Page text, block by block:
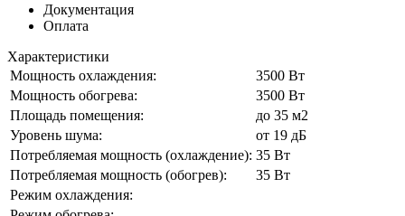
Документация
Оплата
Характеристики
Мощность охлаждения:
3500 Вт
Мощность обогрева:
3500 Вт
Площадь помещения:
до 35 м2
Уровень шума:
от 19 дБ
Потребляемая мощность (охлаждение): 35 Вт
Потребляемая мощность (обогрев):
35 Вт
Режим охлаждения: